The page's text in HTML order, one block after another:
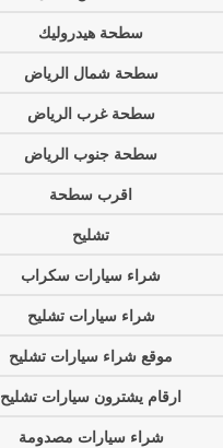
سطحة هيدروليك
سطحة شمال الرياض
سطحة غرب الرياض
سطحة جنوب الرياض
اقرب سطحة
تشليح
شراء سيارات سكراب
شراء سيارات تشليح
موقع شراء سيارات تشليح
ارقام يشترون سيارات تشليح
شراء سيارات مصدومة